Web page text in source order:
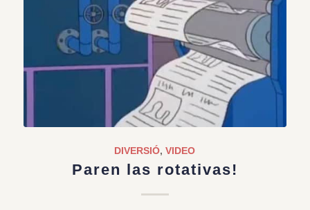
DIVERSIÓ,VIDEO
Paren las rotativas!